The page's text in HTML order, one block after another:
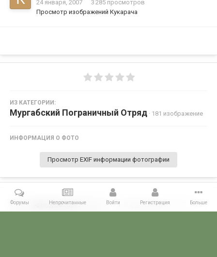
24 января, 2007
3 285 просмотров
Просмотр изображений Кукарача
ИЗ КАТЕГОРИИ:
Мургабский Пограничный Отряд · 181 изображение
ИНФОРМАЦИЯ О ФОТО
Просмотр EXIF информации фотографии
Поделиться Подписчики 0
Форумы Непрочитанные Войти Регистрация Больше